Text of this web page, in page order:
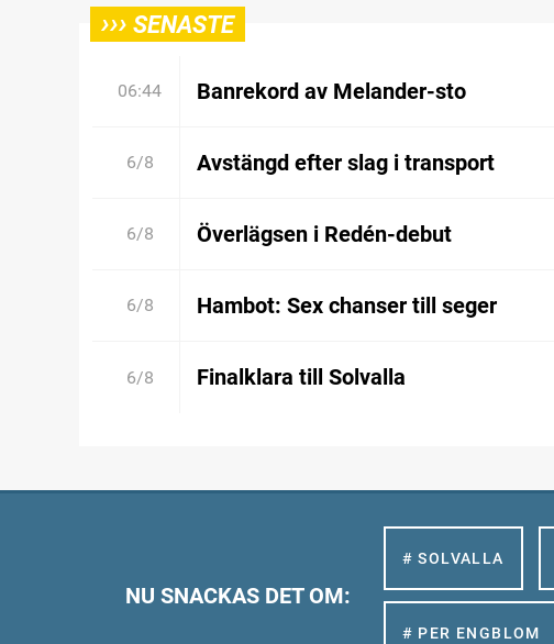
››› SENASTE
06:44 Banrekord av Melander-sto
6/8 Avstängd efter slag i transport
6/8 Överlägsen i Redén-debut
6/8 Hambot: Sex chanser till seger
6/8 Finalklara till Solvalla
NU SNACKAS DET OM:
# SOLVALLA
# PER ENGBLOM